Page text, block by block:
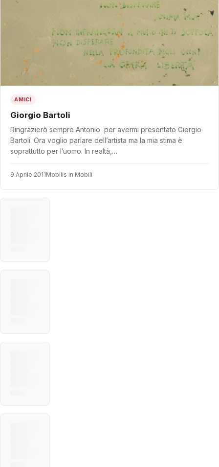
AMICI
Giorgio Bartoli
Ringrazierò sempre Antonio per avermi presentato Giorgio
Bartoli. Ora voglio parlare dell’artista ma la mia stima è
soprattutto per l’uomo. In realtà,…
9 Aprile 2011Mobilis in Mobili